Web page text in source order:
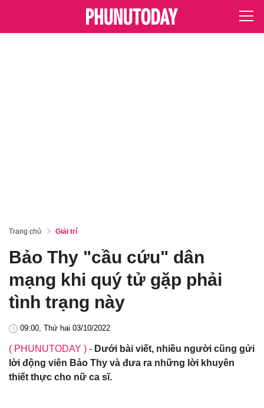
Trang chủ Giải trí
Bảo Thy "cầu cứu" dân
mạng khi quý tử gặp phải
tình trạng này
09:00, Thứ hai 03/10/2022
( PHUNUTODAY ) - Dưới bài viết, nhiều người cũng gửi
lời động viên Bảo Thy và đưa ra những lời khuyên
thiết thực cho nữ ca sĩ.